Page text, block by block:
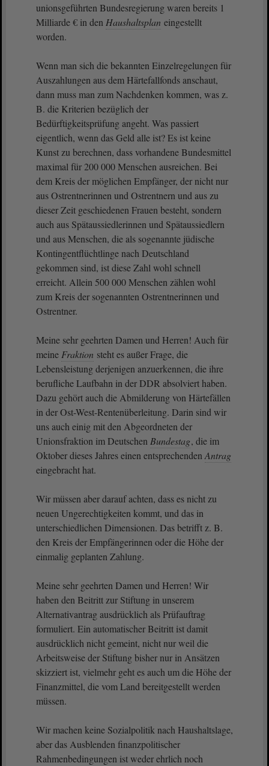
unionsgeführten Bundesregierung waren bereits 1
Milliarde € in den Haushaltsplan eingestellt
worden.
Wenn man sich die bekannten Einzelregelungen für
Auszahlungen aus dem Härtefallfonds anschaut,
dann muss man zum Nachdenken kommen, was z.
B. die Kriterien bezüglich der
Bedürftigkeitsprüfung angeht. Was passiert
eigentlich, wenn das Geld alle ist? Es ist keine
Kunst zu berechnen, dass vorhandene Bundesmittel
maximal für 200 000 Menschen ausreichen. Bei
dem Kreis der möglichen Empfänger, der nicht nur
aus Ostrentnerinnen und Ostrentnern und aus zu
dieser Zeit geschiedenen Frauen besteht, sondern
auch aus Spätaussiedlerinnen und Spätaussiedlern
und aus Menschen, die als sogenannte jüdische
Kontingentflüchtlinge nach Deutschland
gekommen sind, ist diese Zahl wohl schnell
erreicht. Allein 500 000 Menschen zählen wohl
zum Kreis der sogenannten Ostrentnerinnen und
Ostrentner.
Meine sehr geehrten Damen und Herren! Auch für
meine Fraktion steht es außer Frage, die
Lebensleistung derjenigen anzuerkennen, die ihre
berufliche Laufbahn in der DDR absolviert haben.
Dazu gehört auch die Abmilderung von Härtefällen
in der Ost-West-Rentenüberleitung. Darin sind wir
uns auch einig mit den Abgeordneten der
Unionsfraktion im Deutschen Bundestag, die im
Oktober dieses Jahres einen entsprechenden Antrag
eingebracht hat.
Wir müssen aber darauf achten, dass es nicht zu
neuen Ungerechtigkeiten kommt, und das in
unterschiedlichen Dimensionen. Das betrifft z. B.
den Kreis der Empfängerinnen oder die Höhe der
einmalig geplanten Zahlung.
Meine sehr geehrten Damen und Herren! Wir
haben den Beitritt zur Stiftung in unserem
Alternativantrag ausdrücklich als Prüfauftrag
formuliert. Ein automatischer Beitritt ist damit
ausdrücklich nicht gemeint, nicht nur weil die
Arbeitsweise der Stiftung bisher nur in Ansätzen
skizziert ist, vielmehr geht es auch um die Höhe der
Finanzmittel, die vom Land bereitgestellt werden
müssen.
Wir machen keine Sozialpolitik nach Haushaltslage,
aber das Ausblenden finanzpolitischer
Rahmenbedingungen ist weder ehrlich noch